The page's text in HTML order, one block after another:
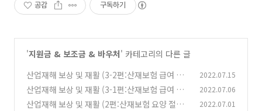
공감 구독하기
'지원금 & 보조금 & 바우처' 카테고리의 다른 글
산업재해 보상 및 재활 (3-2편:산재보험 급여 청
구)
(0)
2022.07.15
산업재해 보상 및 재활 (3-1편:산재보험 급여 청
구)
(0)
2022.07.06
산업재해 보상 및 재활 (2편:산재보험 요양 절차) 2022.07.01